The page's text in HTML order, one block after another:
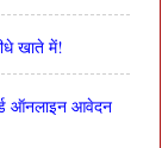
खाते में!
ऑनलाइन आवेदन